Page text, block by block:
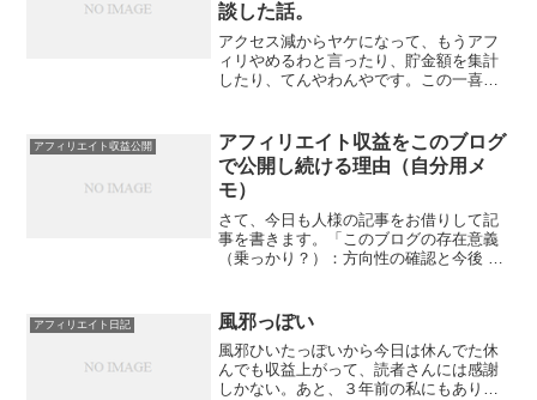
談した話。
アクセス減からヤケになって、もうアフ
ィリやめるわと言ったり、貯金額を集計
したり、てんやわんやです。この一喜一
わ」と言うと、「じゃあやめなよ。最初
からそう言ってんじゃん」と来...
アフィリエイト収益公開
アフィリエイト収益をこのブログ
で公開し続ける理由（自分用メ
モ）
さて、今日も人様の記事をお借りして記
事を書きます。「このブログの存在意義
（乗っかり？）：方向性の確認と今後 」
ぐりんさん、V字回復おめでとうございま
す。サイト吹っ飛んだ...
アフィリエイト日記 風邪っぽい
風邪ひいたっぽいから今日は休んでた休
んでも収益上がって、読者さんには感謝
しかない。あと、３年前の私にもありが